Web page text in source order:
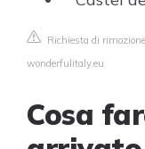
Richiesta di
wonderfulitaly.eu
Cosa